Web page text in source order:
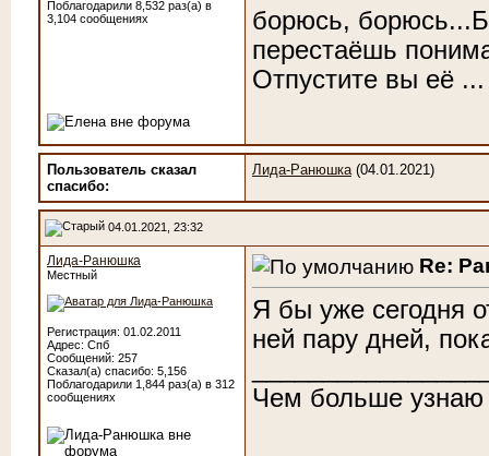
Поблагодарили 8,532 раз(а) в
3,104 сообщениях
борюсь,
перестаёшь
Отпустите вы её ...
Пользователь сказал
cпасибо:
Лида-Ранюшка(04.01.2021)
04.01.2021, 23:32
Лида-Ранюшка
Местный
Регистрация: 01.02.2011
Адрес: Спб
Сообщений: 257
Сказал(а) спасибо: 5,156
Поблагодарили 1,844 раз(а) в 312
сообщениях
Re:
Я бы уже сегодня
ней пару дней,
Чем больше